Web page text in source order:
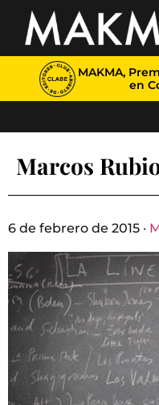
MAKMA,
en
Marcos
6 de febrero de 2015 ·